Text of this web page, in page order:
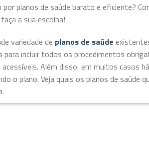
por planos de saúde barato e eficiente?
a sua escolha!
variedade de planos de saúde
incluir todos os procedimentos
Além disso, em muitos casos
o plano. Veja quais os planos de saúde